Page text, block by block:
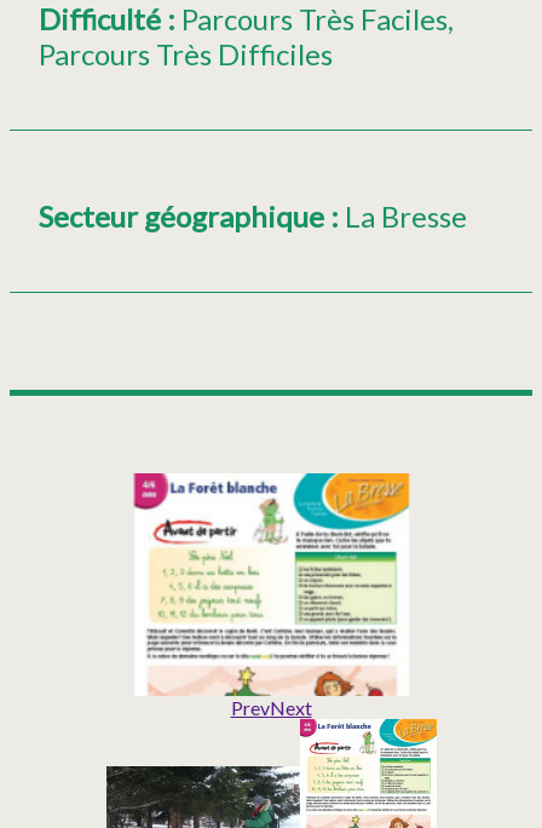
Difficulté : Parcours Très Faciles
Parcours Très Difficiles
Secteur géographique : La Bresse
PrevNext